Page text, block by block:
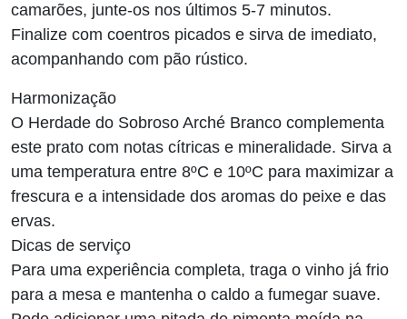
camarões, junte-os nos últimos 5-7 minutos.
Finalize com coentros picados e sirva de imediato,
acompanhando com pão rústico.
Harmonização
O Herdade do Sobroso Arché Branco complementa
este prato com notas cítricas e mineralidade. Sirva a
uma temperatura entre 8ºC e 10ºC para maximizar a
frescura e a intensidade dos aromas do peixe e das
ervas.
Dicas de serviço
Para uma experiência completa, traga o vinho já frio
para a mesa e mantenha o caldo a fumegar suave.